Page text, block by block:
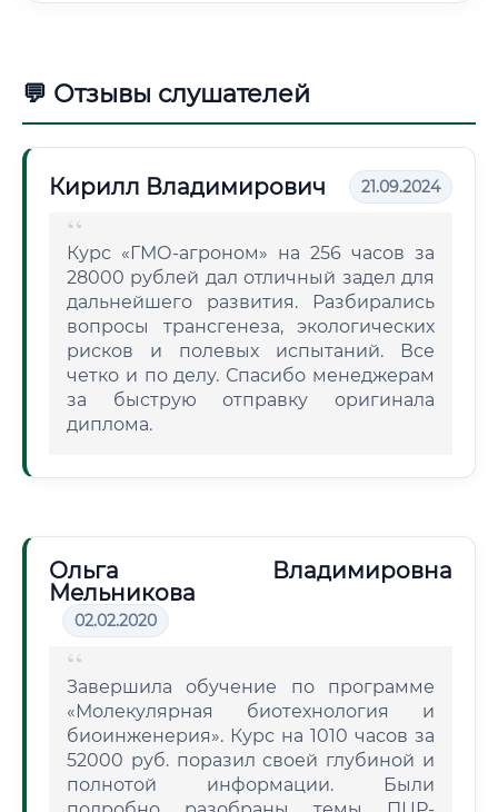
💬 Отзывы слушателей
Кирилл Владимирович 21.09.2024
Курс «ГМО-агроном» на 256 часов за
28000 рублей дал отличный задел для
дальнейшего развития. Разбирались
вопросы трансгенеза, экологических
рисков и полевых испытаний. Все
четко и по делу. Спасибо менеджерам
за быструю отправку оригинала
диплома.
Ольга Владимировна
Мельникова
02.02.2020
Завершила обучение по программе
«Молекулярная биотехнология и
биоинженерия». Курс на 1010 часов за
52000 руб. поразил своей глубиной и
полнотой информации. Были